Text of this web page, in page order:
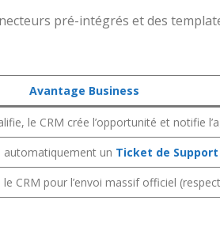
pré-intégrés et des
Avantage Business
le CRM crée l’opportunité et notifie
automatiquement un Ticket de Support
CRM pour l’envoi massif officiel